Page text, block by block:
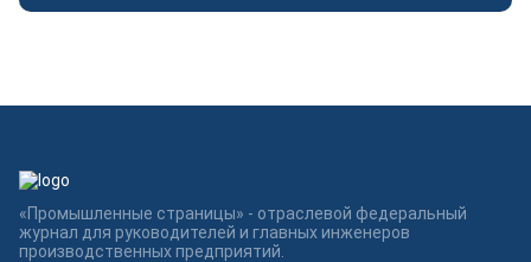
«Промышленные страницы» - отраслевой федеральный
журнал для руководителей и главных инженеров
производственных предприятий.